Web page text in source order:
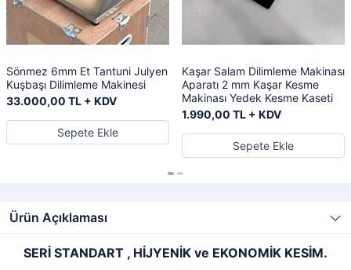
Sönmez 6mm Et Tantuni Julyen
Kuşbaşı Dilimleme Makinesi
33.000,00 TL + KDV
Sepete Ekle
Kaşar Salam Dilimleme Makinası
Aparatı 2 mm Kaşar Kesme
Makinası Yedek Kesme Kaseti
1.990,00 TL + KDV
Sepete Ekle
Ürün Açıklaması
SERİ STANDART , HİJYENİK ve EKONOMİK KESİM.